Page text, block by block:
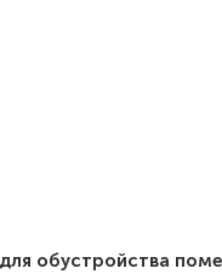
для обустройства